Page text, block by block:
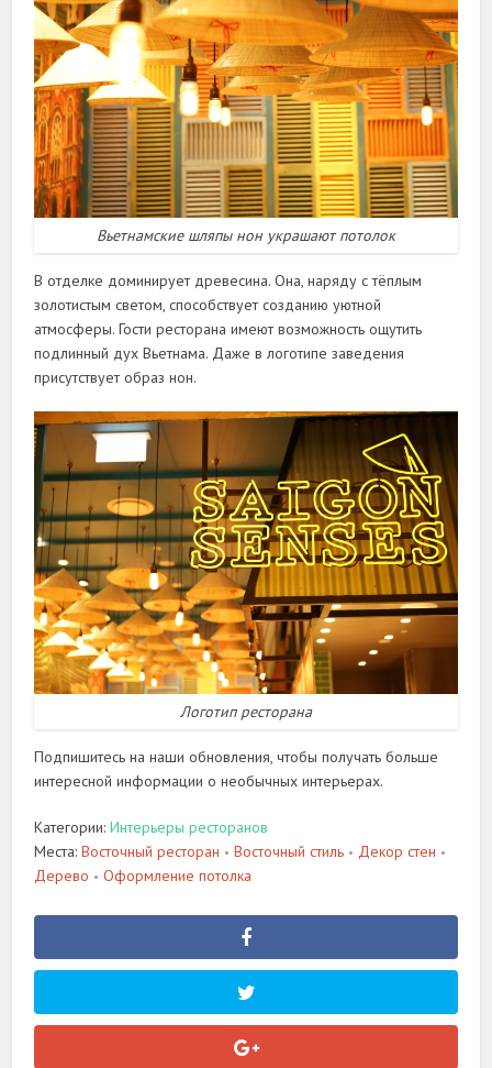
Вьетнамские шляпы нон украшают потолок
В отделке доминирует древесина. Она, наряду с тёплым
золотистым светом, способствует созданию уютной
атмосферы. Гости ресторана имеют возможность ощутить
подлинный дух Вьетнама. Даже в логотипе заведения
присутствует образ нон.
Логотип ресторана
Подпишитесь на наши обновления, чтобы получать больше
интересной информации о необычных интерьерах.
Категории:Интерьеры ресторанов
Места:Восточный ресторан • Восточный стиль • Декор стен •
Дерево • Оформление потолка